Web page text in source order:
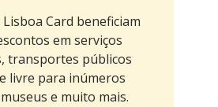
Card beneficiam
em serviços
transportes públicos
livre para inúmeros
e muito mais.